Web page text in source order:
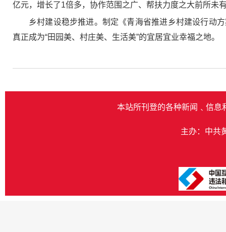
亿元，增长了1倍多，协作范围之广、帮扶力度之大前所未
乡村建设稳步推进。制定《青海省推进乡村建设行动
真正成为“田园美、村庄美、生活美”的宜居宜业幸福之地。
本站所刊登的各种新闻﹑信息
主办：中共